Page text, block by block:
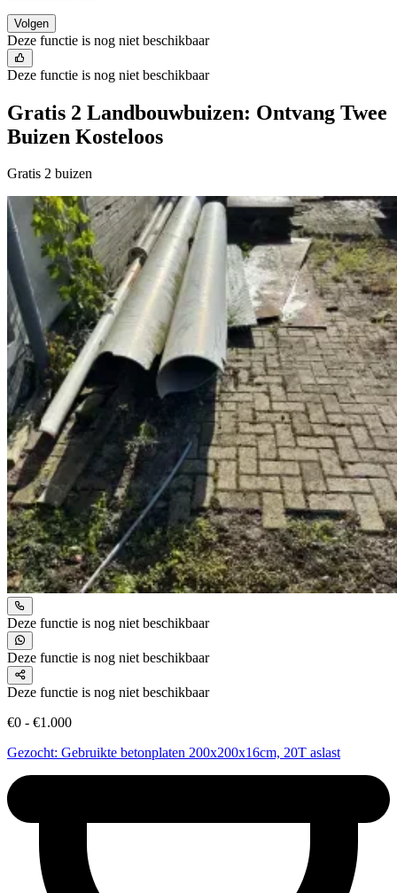
Volgen
Deze functie is nog niet beschikbaar
Deze functie is nog niet beschikbaar
Gratis 2 Landbouwbuizen: Ontvang Twee
Buizen Kosteloos
Gratis 2 buizen
Deze functie is nog niet beschikbaar
Deze functie is nog niet beschikbaar
Deze functie is nog niet beschikbaar
€0 - €1.000
Gezocht: Gebruikte betonplaten 200x200x16cm, 20T aslast